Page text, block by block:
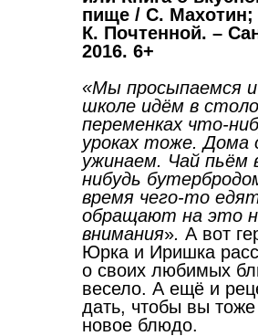
пище / С. Махотин;
К. Почтенной. –
2016. 6+
«Мы просыпаемся
школе идём в
переменках что-
уроках тоже. Дома
ужинаем. Чай пьём
нибудь
время чего-то
обращают на это
внимания». А вот
Юрка и Иришка
о своих любимых
весело. А ещё и
дать, чтобы вы
новое блюдо.